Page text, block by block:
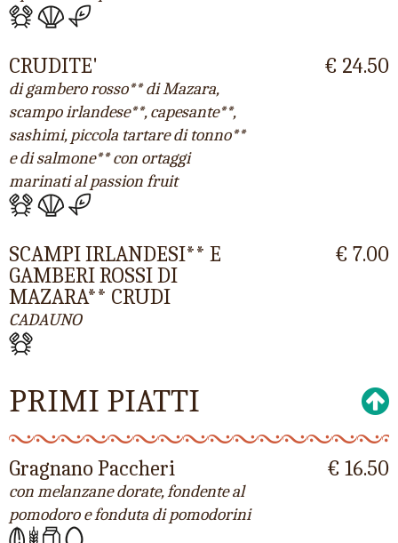
CRUDITE'
di gambero rosso** di Mazara,
scampo irlandese**, capesante**,
sashimi, piccola tartare di tonno**
e di salmone** con ortaggi
marinati al passion fruit
€ 24.50
SCAMPI IRLANDESI** E
GAMBERI ROSSI DI
MAZARA** CRUDI
CADAUNO
€ 7.00
PRIMI PIATTI
Gragnano Paccheri
con melanzane dorate, fondente al
pomodoro e fonduta di pomodorini
€ 16.50